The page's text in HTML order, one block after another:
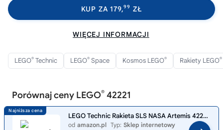
KUP ZA 179,99 ZŁ
WIĘCEJ INFORMACJI
LEGO® Technic LEGO® Space Kosmos LEGO® Rakiety LEGO®
Porównaj ceny LEGO® 42221
LEGO Technic Rakieta SLS NASA Artemis 42221 | Model rakiety, klocki konstrukcyjne, prezent dla fana techniki, zabawka ed
od amazon.pl Typ: Sklep internetowy